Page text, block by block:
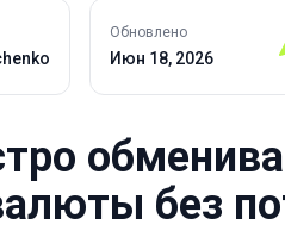
Обновлено
Июн 18, 2026
без